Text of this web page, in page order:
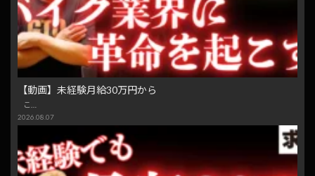
【動画】未経験月給30万円から
こ…
2026.08.07